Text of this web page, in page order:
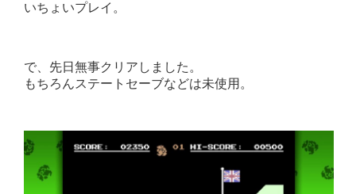
いちょいプレイ。
で、先日無事クリアしました。
もちろんステートセーブなどは未使用。